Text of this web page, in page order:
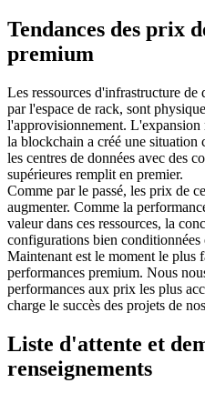
Tendances des prix
premium
Les ressources d'infrastructure
par l'espace de rack, sont
l'approvisionnement.
la blockchain a créé une situation
les centres de données avec des
supérieures remplit en premier.
Comme par le passé, les prix de
augmenter. Comme la
valeur dans ces ressources, la
configurations bien conditionnées
Maintenant est le moment le plus
performances premium. Nous
performances aux prix les plus
charge le succès des projets de
Liste d'attente et
renseignements